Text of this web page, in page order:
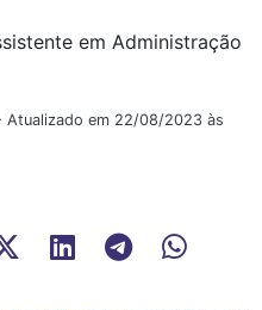
em Administração
Atualizado em 22/08/2023 às